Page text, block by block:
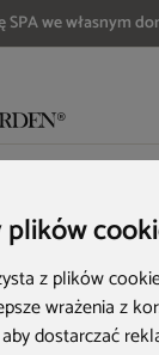
z plików
wrażenia z
aby dostarczać
SPA we własnym
Opinie